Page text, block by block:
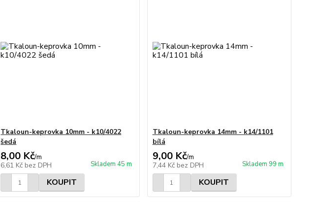
Tkaloun-keprovka 10mm - k10/4022
šedá
8,00 Kč/m
6,61 Kč bez DPH Skladem 45 m
KOUPIT
Tkaloun-keprovka 14mm - k14/1101
bílá
9,00 Kč/m
7,44 Kč bez DPH Skladem 99 m
KOUPIT